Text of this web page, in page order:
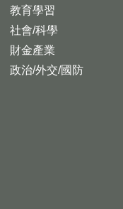
教育學習
社會/科學
財金產業
政治/外交/國防